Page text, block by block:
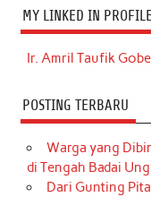
MY LINKED IN PROFILE
Ir. Amril Taufik
POSTING TERBARU
Warga yang
di Tengah Badai
Dari Gunting